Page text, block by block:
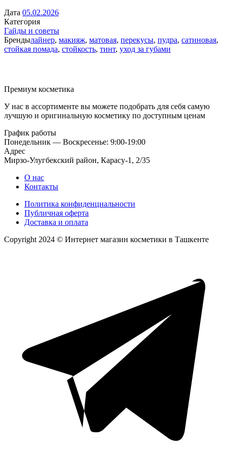
Дата 05.02.2026
Категория
Гайды и советы
Брендылайнер, макияж, матовая, перекусы, пудра, сатиновая,
стойкая помада, стойкость, тинт, уход за губами
Премиум косметика
У нас в ассортименте вы можете подобрать для себя самую
лучшую и оригинальную косметику по доступным ценам
График работы
Понедельник — Воскресенье: 9:00-19:00
Адрес
Мирзо-Улугбекский район, Карасу-1, 2/35
О нас
Контакты
Политика конфиденциальности
Публичная оферта
Доставка и оплата
Copyright 2024 © Интернет магазин косметики в Ташкенте